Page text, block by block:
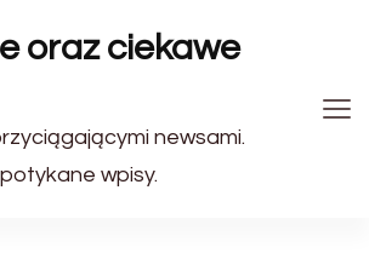
oraz ciekawe
newsami.
wpisy.